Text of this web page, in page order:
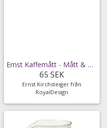
Ernst Kaffemått - Mått & Måttsatser Metall Svart
65 SEK
Ernst Kirchsteiger från
RoyalDesign